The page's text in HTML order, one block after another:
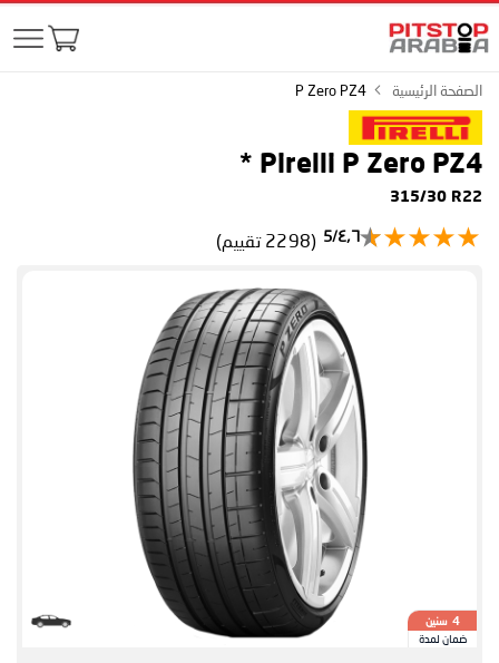
الصفحة الرئيسية P Zero PZ4
Pirelli P Zero PZ4
*
315/30 R22
٤٫٦/5 (2298 تقييم)
4 سنين
ضمان لمدة